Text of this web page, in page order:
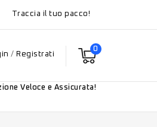
Traccia il tuo pacco!
0
/ Registrati
Veloce e Assicurata!